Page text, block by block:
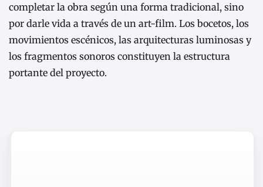
completar la obra según una forma tradicional, sino
por darle vida a través de un art-film. Los bocetos, los
movimientos escénicos, las arquitecturas luminosas y
los fragmentos sonoros constituyen la estructura
portante del proyecto.